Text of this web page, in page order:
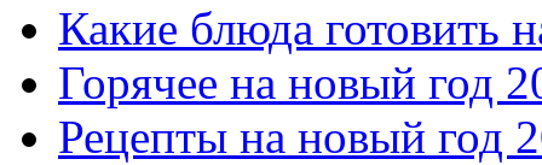
Какие блюда готовить
Горячее на новый год
Рецепты на новый год